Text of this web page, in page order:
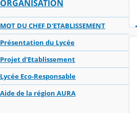
ORGANISATION
MOT DU CHEF D'ETABLISSEMENT
Présentation du Lycée
Projet d'Etablissement
Lycée Eco-Responsable
Aide de la région AURA